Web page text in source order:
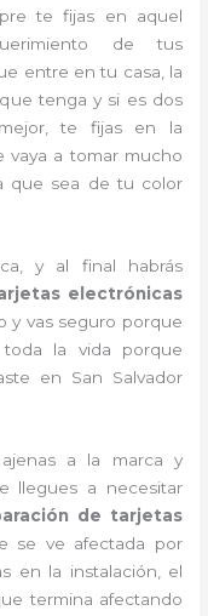
te fijas en aquel
de tus
entre en tu casa, la
tenga y si es dos
te fijas en la
vaya a tomar mucho
que sea de tu color
y al final habrás
electrónicas
y vas seguro porque
la vida porque
en San Salvador
a la marca y
llegues a necesitar
de tarjetas
se ve afectada por
en la instalación, el
termina afectando